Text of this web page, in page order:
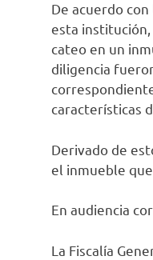
De acuerdo
esta
cateo en un
diligencia
características
Derivado de
el inmueble
En audiencia
La Fiscalía